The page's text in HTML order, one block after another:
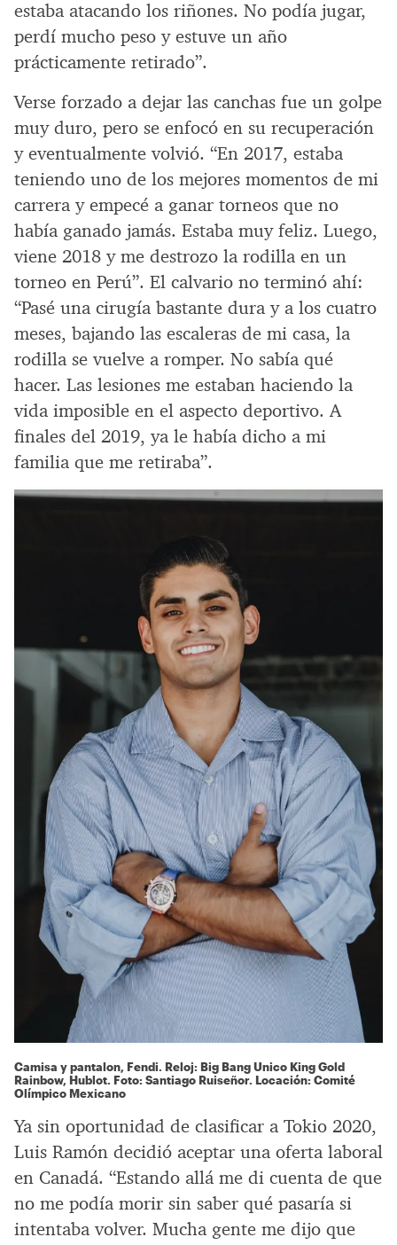
estaba atacando los riñones. No podía jugar,
perdí mucho peso y estuve un año
prácticamente retirado”.
Verse forzado a dejar las canchas fue un golpe
muy duro, pero se enfocó en su recuperación
y eventualmente volvió. “En 2017, estaba
teniendo uno de los mejores momentos de mi
carrera y empecé a ganar torneos que no
había ganado jamás. Estaba muy feliz. Luego,
viene 2018 y me destrozo la rodilla en un
torneo en Perú”. El calvario no terminó ahí:
“Pasé una cirugía bastante dura y a los cuatro
meses, bajando las escaleras de mi casa, la
rodilla se vuelve a romper. No sabía qué
hacer. Las lesiones me estaban haciendo la
vida imposible en el aspecto deportivo. A
finales del 2019, ya le había dicho a mi
familia que me retiraba”.
Camisa y pantalon, Fendi. Reloj: Big Bang Unico King Gold
Rainbow, Hublot. Foto: Santiago Ruiseñor. Locación: Comité
Olímpico Mexicano
Ya sin oportunidad de clasificar a Tokio 2020,
Luis Ramón decidió aceptar una oferta laboral
en Canadá. “Estando allá me di cuenta de que
no me podía morir sin saber qué pasaría si
intentaba volver. Mucha gente me dijo que